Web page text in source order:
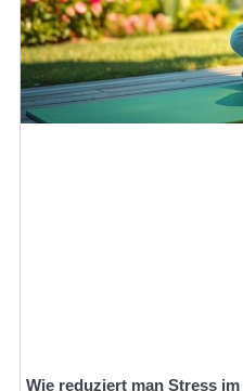
Wie reduziert man Stress